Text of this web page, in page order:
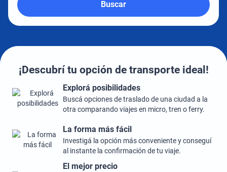
Buscar
¡Descubrí tu opción de transporte ideal!
Explorá posibilidades
Buscá opciones de traslado de una ciudad a la
otra comparando viajes en micro, tren o ferry.
La forma más fácil
Investigá la opción más conveniente y conseguí
al instante la confirmación de tu viaje.
El mejor precio